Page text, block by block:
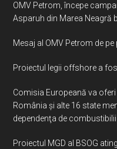
OMV Petrom, începe
Asparuh din Marea Neagră
Mesaj al OMV Petrom de
Proiectul legii offshore a
Comisia Europeană va
România şi alte 16 state
dependenţa de
Proiectul MGD al BSOG